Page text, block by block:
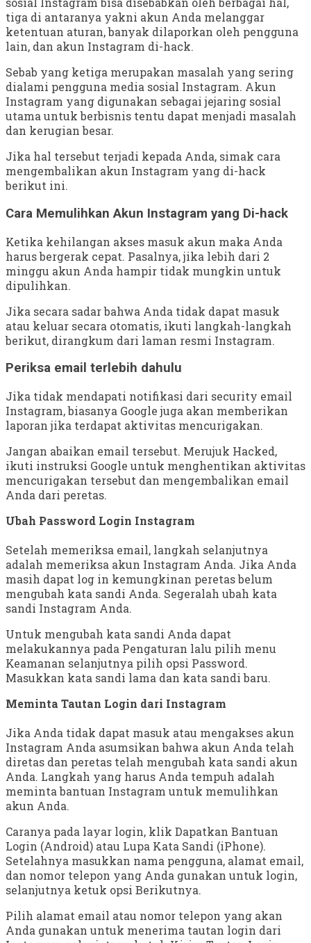
tiga di antaranya yakni akun Anda melanggar
ketentuan aturan, banyak dilaporkan oleh pengguna
lain, dan akun Instagram di-hack.
Sebab yang ketiga merupakan masalah yang sering
dialami pengguna media sosial Instagram. Akun
Instagram yang digunakan sebagai jejaring sosial
utama untuk berbisnis tentu dapat menjadi masalah
dan kerugian besar.
Jika hal tersebut terjadi kepada Anda, simak cara
mengembalikan akun Instagram yang di-hack
berikut ini.
Cara Memulihkan Akun Instagram yang Di-hack
Ketika kehilangan akses masuk akun maka Anda
harus bergerak cepat. Pasalnya, jika lebih dari 2
minggu akun Anda hampir tidak mungkin untuk
dipulihkan.
Jika secara sadar bahwa Anda tidak dapat masuk
atau keluar secara otomatis, ikuti langkah-langkah
berikut, dirangkum dari laman resmi Instagram.
Periksa email terlebih dahulu
Jika tidak mendapati notifikasi dari security email
Instagram, biasanya Google juga akan memberikan
laporan jika terdapat aktivitas mencurigakan.
Jangan abaikan email tersebut. Merujuk Hacked,
ikuti instruksi Google untuk menghentikan aktivitas
mencurigakan tersebut dan mengembalikan email
Anda dari peretas.
Ubah Password Login Instagram
Setelah memeriksa email, langkah selanjutnya
adalah memeriksa akun Instagram Anda. Jika Anda
masih dapat log in kemungkinan peretas belum
mengubah kata sandi Anda. Segeralah ubah kata
sandi Instagram Anda.
Untuk mengubah kata sandi Anda dapat
melakukannya pada Pengaturan lalu pilih menu
Keamanan selanjutnya pilih opsi Password.
Masukkan kata sandi lama dan kata sandi baru.
Meminta Tautan Login dari Instagram
Jika Anda tidak dapat masuk atau mengakses akun
Instagram Anda asumsikan bahwa akun Anda telah
diretas dan peretas telah mengubah kata sandi akun
Anda. Langkah yang harus Anda tempuh adalah
meminta bantuan Instagram untuk memulihkan
akun Anda.
Caranya pada layar login, klik Dapatkan Bantuan
Login (Android) atau Lupa Kata Sandi (iPhone).
Setelahnya masukkan nama pengguna, alamat email,
dan nomor telepon yang Anda gunakan untuk login,
selanjutnya ketuk opsi Berikutnya.
Pilih alamat email atau nomor telepon yang akan
Anda gunakan untuk menerima tautan login dari